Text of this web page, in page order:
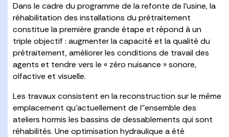
Dans le cadre du programme de la refonte de l’usine, la
réhabilitation des installations du prétraitement
constitue la première grande étape et répond à un
triple objectif : augmenter la capacité et la qualité du
prétraitement, améliorer les conditions de travail des
agents et tendre vers le « zéro nuisance » sonore,
olfactive et visuelle.
Les travaux consistent en la reconstruction sur le même
emplacement qu’actuellement de l’’ensemble des
ateliers hormis les bassins de dessablements qui sont
réhabilités. Une optimisation hydraulique a été